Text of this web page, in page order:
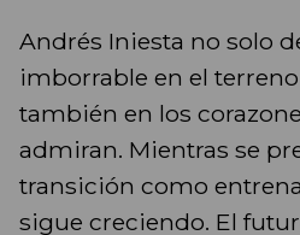
Andrés Iniesta no solo
imborrable en el
también en los
admiran. Mientras se
transición como
sigue creciendo. El